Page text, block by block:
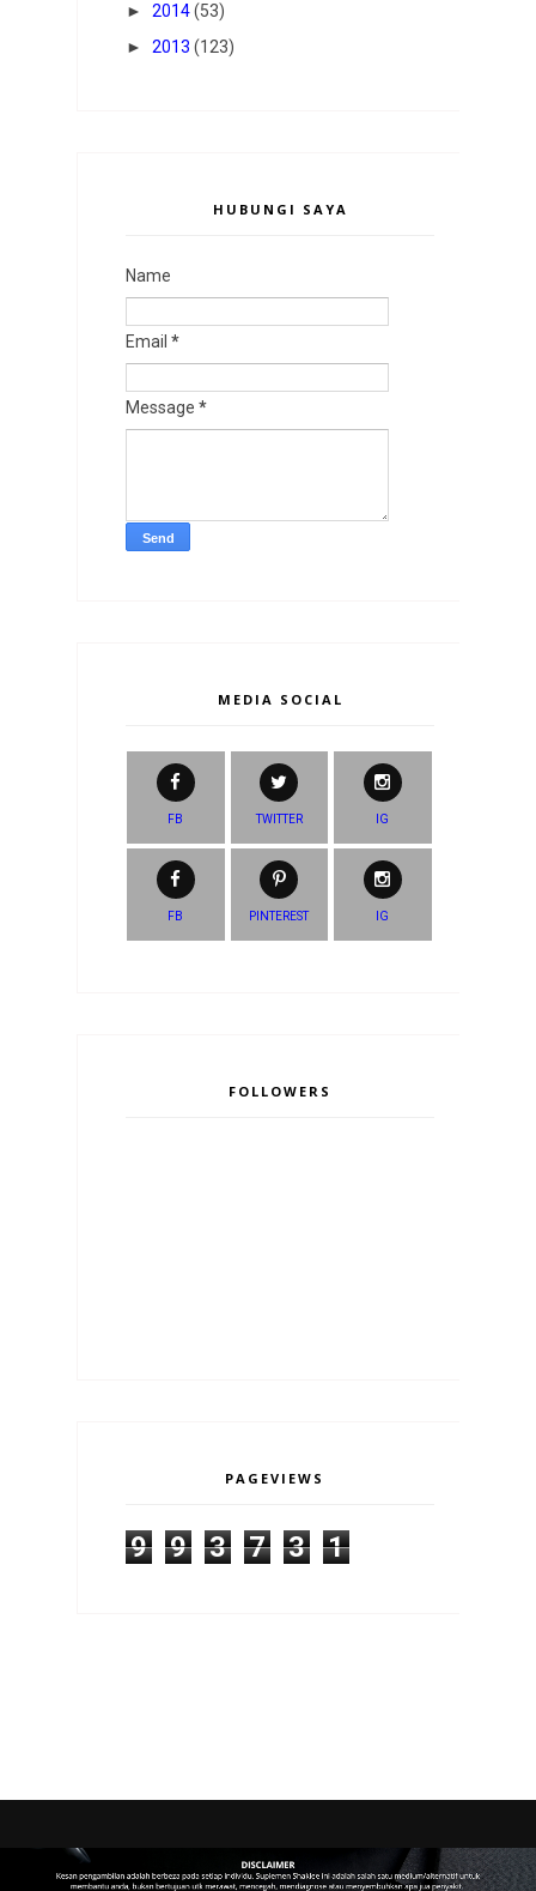
► 2014(53)
► 2013 (123)
HUBUNGI SAYA
Name
Email *
Message *
MEDIA SOCIAL
FB TWITTER IG
FB PINTEREST IG
FOLLOWERS
PAGEVIEWS
9 9 3 7 3 1